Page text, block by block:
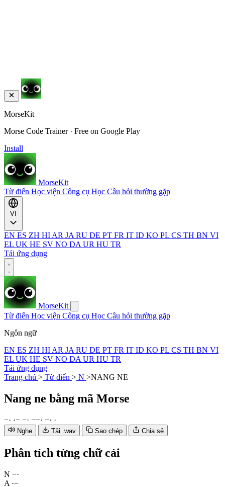
MorseKit
Morse Code Trainer · Free on Google Play
Install
MorseKit
Từ điển Học viện Công cụ Học Câu hỏi thường gặp
EN ES ZH HI AR JA RU DE PT FR IT ID KO PL CS TH BN VI
EL UK HE SV NO DA UR HU TR
Tải ứng dụng
MorseKit
Từ điển Học viện Công cụ Học Câu hỏi thường gặp
Ngôn ngữ
EN ES ZH HI AR JA RU DE PT FR IT ID KO PL CS TH BN VI
EL UK HE SV NO DA UR HU TR
Tải ứng dụng
Trang chủ > Từ điển > N >NANG NE
Nang ne bằng mã Morse
−· ·− −· −−· −· ·
Nghe Tải .wav Sao chép Chia sẻ
Phân tích từng chữ cái
N −·
A ·−